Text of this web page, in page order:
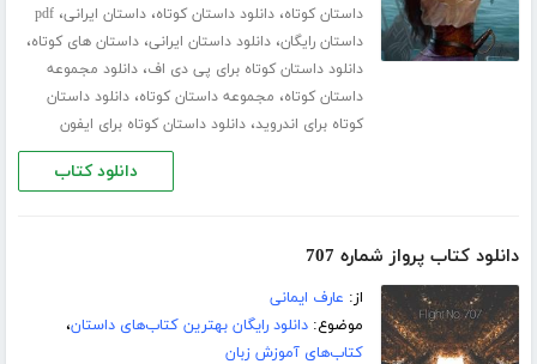
داستان کوتاه،دانلود داستان کوتاه،داستان ایرانی،pdf
داستان رایگان،دانلود داستان ایرانی،داستان های کوتاه،
دانلود داستان کوتاه برای پی دی اف،دانلود مجموعه
داستان کوتاه، مجموعه داستان کوتاه،دانلود داستان
کوتاه برای اندروید،دانلود داستان کوتاه برای ایفون
دانلود کتاب
دانلود کتاب پرواز شماره 707
از: عارف ایمانی
موضوع:دانلود رایگان بهترین کتاب‌های داستان،
کتاب‌های آموزش زبان